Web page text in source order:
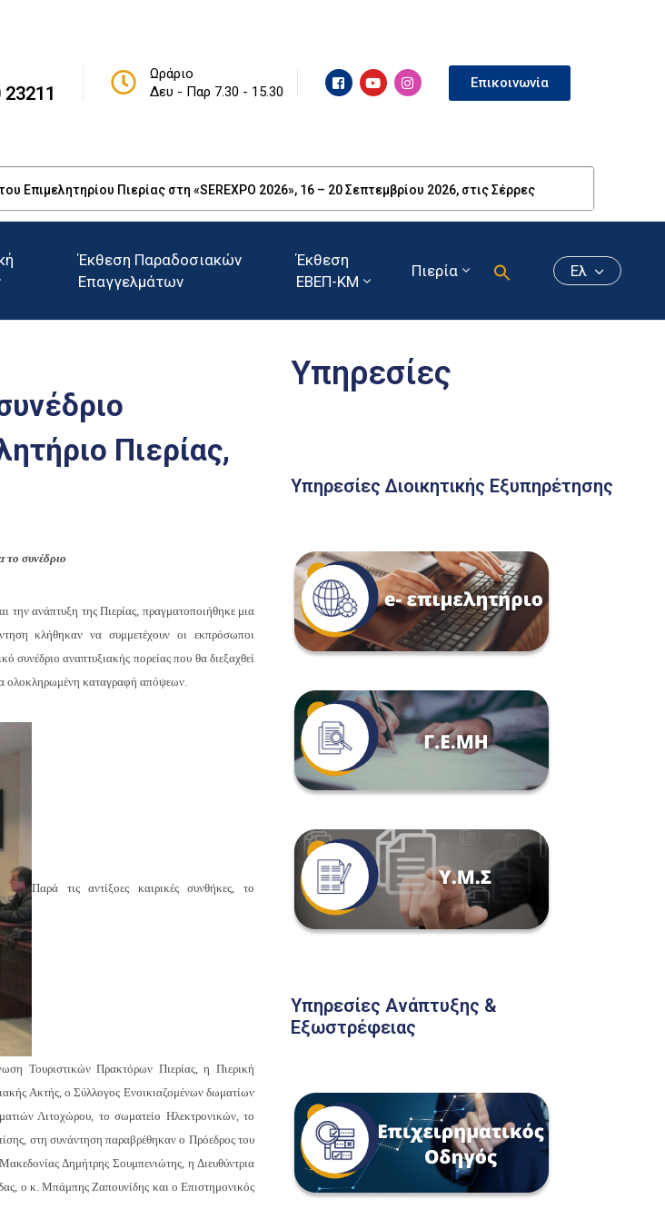
Ωράριο
Δευ - Παρ 7.30 - 15.30
Επικοινωνία
Πιερίας στη «SEREXPO 2026», 16 – 20 Σεπτεμβρίου 2026, στις Σέρρες
Έκθεση Παραδοσιακών
Επαγγελμάτων
Έκθεση
ΕΒΕΠ-ΚΜ
Πιερία Ελ
Πιερίας,
το συνέδριο
την ανάπτυξη της Πιερίας, πραγματοποιήθηκε μια
κλήθηκαν να συμμετέχουν οι εκπρόσωποι
συνέδριο αναπτυξιακής πορείας που θα διεξαχθεί
ολοκληρωμένη καταγραφή απόψεων.
Παρά τις αντίξοες καιρικές συνθήκες, το
Τουριστικών Πρακτόρων Πιερίας, η Πιερική
Ακτής, ο Σύλλογος Ενοικιαζομένων δωματίων
Λιτοχώρου, το σωματείο Ηλεκτρονικών, το
στη συνάντηση παραβρέθηκαν ο Πρόεδρος του
Δημήτρης Σουμπενιώτης, η Διευθύντρια
ο κ. Μπάμπης Ζαπουνίδης και ο Επιστημονικός
Υπηρεσίες
Υπηρεσίες Διοικητικής Εξυπηρέτησης
Υπηρεσίες Ανάπτυξης &
Εξωστρέφειας